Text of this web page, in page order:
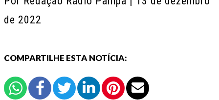
de 2022
COMPARTILHE ESTA NOTÍCIA: